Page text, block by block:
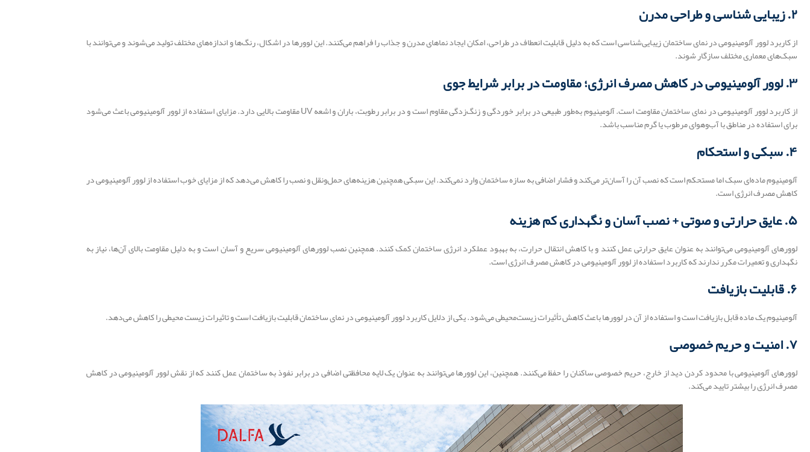
۲. زیبایی‌ شناسی و طراحی مدرن
از کاربرد لوور آلومینیومی در نمای ساختمان زیبایی‌شناسی است که به دلیل قابلیت انعطاف در طراحی، امکان ایجاد نماهای مدرن و جذاب را فراهم می‌کنند. این لوورها در اشکال، رنگ‌ها و اندازه‌های مختلف تولید می‌شوند و می‌توانند با
سبک‌های معماری مختلف سازگار شوند.
۳. لوور آلومینیومی در کاهش مصرف انرژی؛ مقاومت در برابر شرایط جوی
از کاربرد لوور آلومینیومی در نمای ساختمان مقاومت است. آلومینیوم به‌طور طبیعی در برابر خوردگی و زنگ‌زدگی مقاوم است و در برابر رطوبت، باران و اشعه UV مقاومت بالایی دارد. مزایای استفاده از لوور آلومینیومی باعث می‌شود
برای استفاده در مناطق با آب‌وهوای مرطوب یا گرم مناسب باشد.
۴. سبکی و استحکام
آلومینیوم ماده‌ای سبک اما مستحکم است که نصب آن را آسان‌تر می‌کند و فشار اضافی به سازه ساختمان وارد نمی‌کند. این سبکی همچنین هزینه‌های حمل‌ونقل و نصب را کاهش می‌دهد که از مزایای خوب استفاده از لوور آلومینیومی در
کاهش مصرف انرژی است.
۵. عایق حرارتی و صوتی + نصب آسان و نگهداری کم‌ هزینه
لوورهای آلومینیومی می‌توانند به عنوان عایق حرارتی عمل کنند و با کاهش انتقال حرارت، به بهبود عملکرد انرژی ساختمان کمک کنند. همچنین نصب لوورهای آلومینیومی سریع و آسان است و به دلیل مقاومت بالای آن‌ها، نیاز به
نگهداری و تعمیرات مکرر ندارند که کاربرد استفاده از لوور آلومینیومی در کاهش مصرف انرژی است.
۶. قابلیت بازیافت
آلومینیوم یک ماده قابل بازیافت است و استفاده از آن در لوورها باعث کاهش تأثیرات زیست‌محیطی می‌شود. یکی از دلایل کاربرد لوور آلومینیومی در نمای ساختمان قابلیت بازیافت است و تاثیرات زیست محیطی را کاهش می‌دهد.
۷. امنیت و حریم خصوصی
لوورهای آلومینیومی با محدود کردن دید از خارج، حریم خصوصی ساکنان را حفظ می‌کنند. همچنین، این لوورها می‌توانند به عنوان یک لایه محافظتی اضافی در برابر نفوذ به ساختمان عمل کنند که از نقش لوور آلومینیومی در کاهش
مصرف انرژی را بیشتر تایید می‌کند.